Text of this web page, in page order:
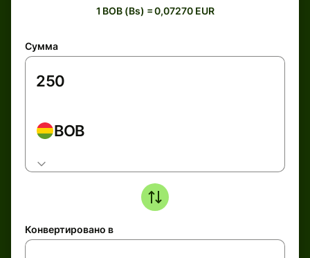
1 BOB (Bs) = 0,07270 EUR
Сумма
BOB
Конвертировано в